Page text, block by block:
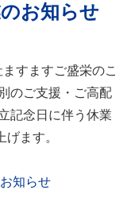
お知らせ
すますご盛栄のこ
のご支援・ご高配
記念日に伴う休業
ます。
お知らせ